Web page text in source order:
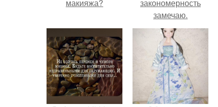
макияжа?
закономерность
замечаю.